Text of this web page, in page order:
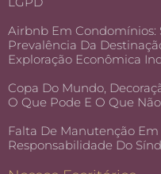
Airbnb Em Condomínios:
Prevalência Da
Exploração Econômica
Copa Do Mundo,
O Que Pode E O Que
Falta De Manutenção
Responsabilidade Do